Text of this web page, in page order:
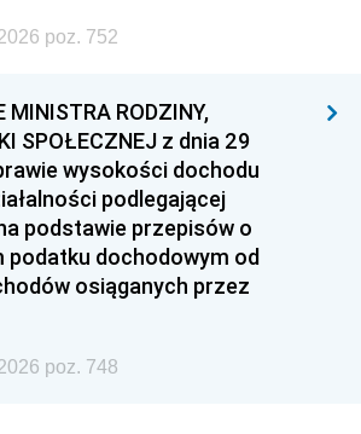
poz. 752
MINISTRA RODZINY,
SPOŁECZNEJ z dnia 29
wysokości dochodu
podlegającej
podstawie przepisów o
podatku dochodowym od
osiąganych przez
poz. 748